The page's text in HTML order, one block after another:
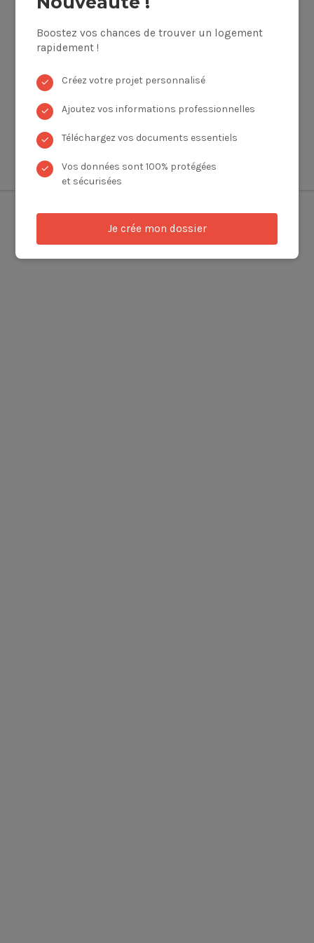
Boostez vos chances de trouver un logement
rapidement !
✓ Créez votre projet personnalisé
✓ Ajoutez vos informations professionnelles
✓ Téléchargez vos documents essentiels
✓
Vos données sont 100% protégées
et sécurisées
Je crée mon dossier